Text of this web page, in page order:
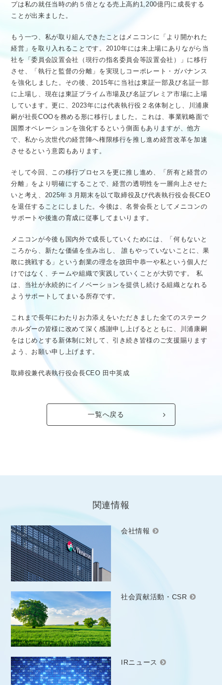
プは私の就任当時の約５倍となる売上高約1,200億円に成長する
ことが出来ました。
もう一つ、私が取り組んできたことはメニコンに「より開かれた
経営」を取り入れることです。2010年には未上場にありながら当
社を「委員会設置会社（現行の指名委員会等設置会社）」に移行
させ、「執行と監督の分離」を実現しコーポレート・ガバナンス
を強化しました。その後、2015年に当社は東証一部及び名証一部
に上場し、現在は東証プライム市場及び名証プレミア市場に上場
しています。更に、2023年には代表執行役２名体制とし、川浦康
嗣が社長COOを務める形に移行しました。これは、事業戦略面で
国際オペレーションを強化するという側面もありますが、他方
で、私から次世代の経営陣へ権限移行を推し進め経営改革を加速
させるという意図もあります。
そして今回、この移行プロセスを更に推し進め、「所有と経営の
分離」をより明確にすることで、経営の透明性を一層向上させた
いと考え、2025年３月期末を以て取締役及び代表執行役会長CEO
を退任することにしました。今後は、名誉会長としてメニコンの
サポートや後進の育成に従事してまいります。
メニコンが今後も国内外で成長していくためには、「何もないと
ころから、新たな価値を生み出し、 誰もやっていないことに、果
敢に挑戦する」という創業の理念を故田中恭一や私という個人だ
けではなく、チームや組織で実践していくことが大切です。 私
は、当社が永続的にイノベーションを提供し続ける組織となれる
ようサポートしてまいる所存です。
これまで長年にわたりお力添えをいただきました全てのステーク
ホルダーの皆様に改めて深く感謝申し上げるとともに、川浦康嗣
をはじめとする新体制に対して、引き続き皆様のご支援賜ります
よう、お願い申し上げます。
取締役兼代表執行役会長CEO 田中英成
一覧へ戻る
関連情報
会社情報
社会貢献活動・CSR
IRニュース